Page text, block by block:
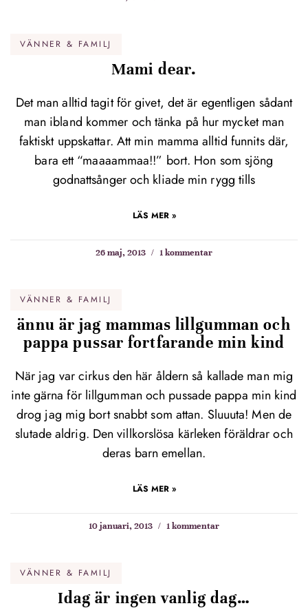
VÄNNER & FAMILJ
Mami dear.
Det man alltid tagit för givet, det är egentligen sådant
man ibland kommer och tänka på hur mycket man
faktiskt uppskattar. Att min mamma alltid funnits där,
bara ett “maaaammaa!!” bort. Hon som sjöng
godnattsånger och kliade min rygg tills
LÄS MER »
26 maj, 2013 1 kommentar
VÄNNER & FAMILJ
ännu är jag mammas lillgumman och
pappa pussar fortfarande min kind
När jag var cirkus den här åldern så kallade man mig
inte gärna för lillgumman och pussade pappa min kind
drog jag mig bort snabbt som attan. Sluuuta! Men de
slutade aldrig. Den villkorslösa kärleken föräldrar och
deras barn emellan.
LÄS MER »
10 januari, 2013 1 kommentar
VÄNNER & FAMILJ
Idag är ingen vanlig dag…